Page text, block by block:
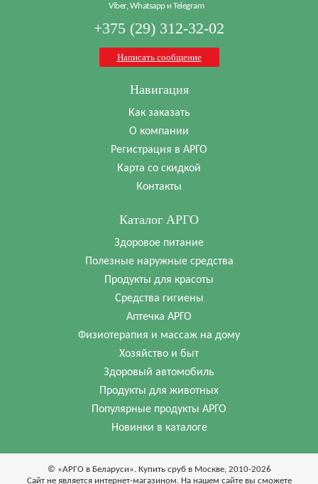
Viber, Whatsapp и Telegram
+375 (29) 312-32-02
Написать сообщение
Навигация
Как заказать
О компании
Регистрация в АРГО
Карта со скидкой
Контакты
Каталог АРГО
Здоровое питание
Полезные наружные средства
Продукты для красоты
Средства гигиены
Аптечка АРГО
Физиотерапия и массаж на дому
Хозяйство и быт
Здоровый автомобиль
Продукты для животных
Популярные продукты АРГО
Новинки в каталоге
© «АРГО в Беларуси». Купить сруб в Москве, 2010-2026
Cайт не является интернет-магазином. На нашем сайте вы сможете